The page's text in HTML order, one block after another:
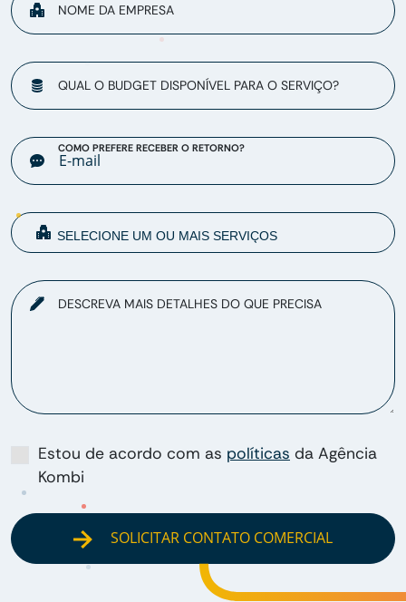
NOME DA EMPRESA
QUAL O BUDGET DISPONÍVEL PARA O SERVIÇO?
COMO PREFERE RECEBER O RETORNO?
DESCREVA MAIS DETALHES DO QUE PRECISA
Estou de acordo com as políticas da Agência
Kombi
SOLICITAR CONTATO COMERCIAL